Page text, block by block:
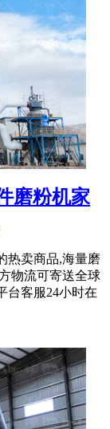
磨粉机家
热卖商品,海量磨
物流可寄送全球
台客服24小时在